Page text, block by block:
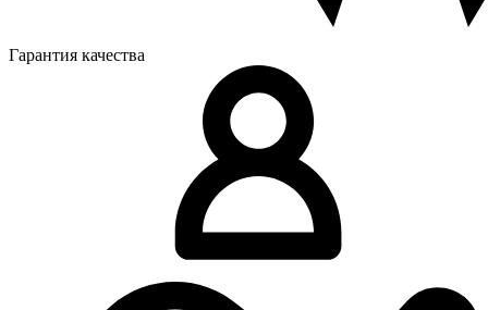
Гарантия качества